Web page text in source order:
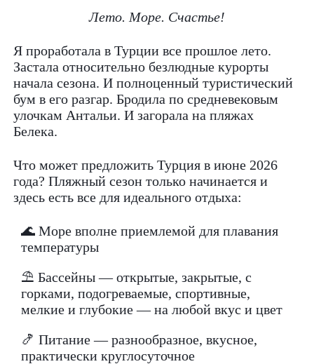
Лето. Море. Счастье!
Я проработала в Турции все прошлое лето.
Застала относительно безлюдные курорты
начала сезона. И полноценный туристический
бум в его разгар. Бродила по средневековым
улочкам Антальи. И загорала на пляжах
Белека.
Что может предложить Турция в июне 2026
года? Пляжный сезон только начинается и
здесь есть все для идеального отдыха:
🌊 Море вполне приемлемой для плавания
температуры
⛱ Бассейны — открытые, закрытые, с
горками, подогреваемые, спортивные,
мелкие и глубокие — на любой вкус и цвет
🍤 Питание — разнообразное, вкусное,
практически круглосуточное